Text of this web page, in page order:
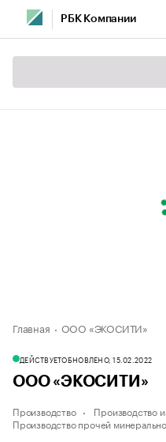
РБК Компании
Главная ООО «ЭКОСИТИ»
ДЕЙСТВУЕТОБНОВЛЕНО, 15.02.2022
ООО «ЭКОСИТИ»
Производство
Производство
Производство прочей